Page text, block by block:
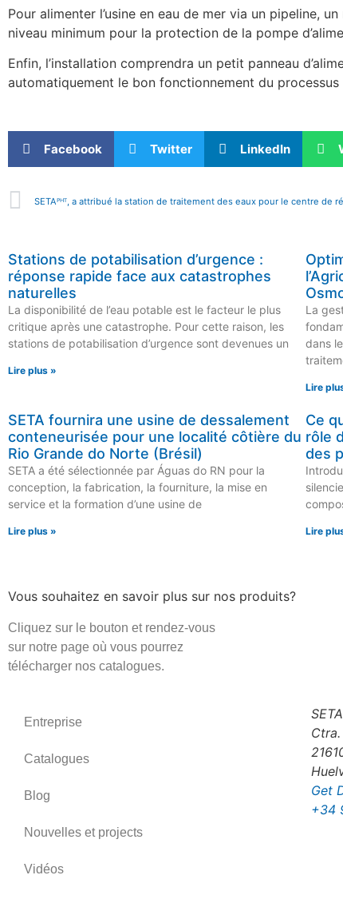
Pour alimenter l’usine en eau de mer via un pipeline,
niveau minimum pour la protection de la pompe
Enfin, l’installation comprendra un petit panneau
automatiquement le bon fonctionnement du
Facebook Twitter LinkedIn
Stations de potabilisation d’urgence :
réponse rapide face aux catastrophes
naturelles
La disponibilité de l’eau potable est le facteur le plus
critique après une catastrophe. Pour cette raison, les
stations de potabilisation d’urgence sont devenues un
Lire plus »
La
dans
Lire
SETA fournira une usine de dessalement
conteneurisée pour une localité côtière du
Rio Grande do Norte (Brésil)
SETA a été sélectionnée par Águas do RN pour la
conception, la fabrication, la fourniture, la mise en
service et la formation d’une usine de
Lire plus »
Ce
rôle
des
Lire
Vous souhaitez en savoir plus sur nos produits?
Cliquez sur le bouton et rendez-vous
sur notre page où vous pourrez
télécharger nos catalogues.
Entreprise
Catalogues
Blog
Nouvelles et projects
Vidéos
Get
+34